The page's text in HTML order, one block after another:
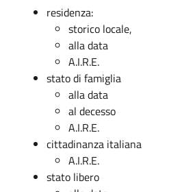
residenza:
storico locale,
alla data
A.I.R.E.
stato di famiglia
alla data
al decesso
A.I.R.E.
cittadinanza italiana
A.I.R.E.
stato libero